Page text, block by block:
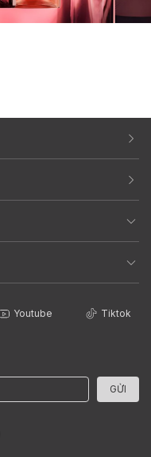
Youtube Tiktok
GỬI